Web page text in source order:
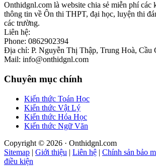
Onthidgnl.com là website chia sẻ miễn phí các
thông tin về Ôn thi THPT, đại học, luyện thi
các trường.
Liên hệ:
Phone: 0862902394
Địa chỉ: P. Nguyễn Thị Thập, Trung Hoà, Cầu
Mail: info@onthidgnl.com
Chuyên mục chính
Kiến thức Toán Học
Kiến thức Vật Lý
Kiến thức Hóa Học
Kiến thức Ngữ Văn
Copyright © 2026 · Onthidgnl.com
Sitemap | Giới thiệu | Liên hệ | Chính sản bảo
điều kiện